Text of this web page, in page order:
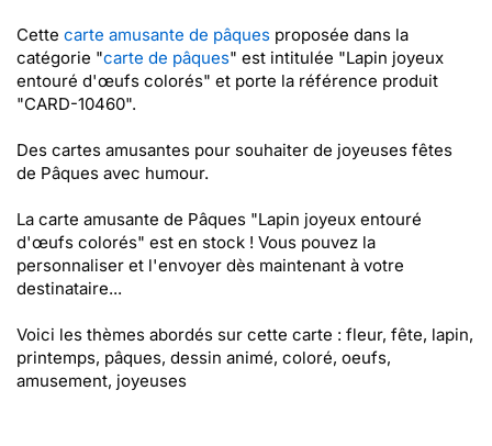
Cette carte amusante de pâques proposée dans la
catégorie "carte de pâques" est intitulée "Lapin joyeux
entouré d'œufs colorés" et porte la référence produit
"CARD-10460".
Des cartes amusantes pour souhaiter de joyeuses fêtes
de Pâques avec humour.
La carte amusante de Pâques "Lapin joyeux entouré
d'œufs colorés" est en stock ! Vous pouvez la
personnaliser et l'envoyer dès maintenant à votre
destinataire...
Voici les thèmes abordés sur cette carte : fleur, fête, lapin,
printemps, pâques, dessin animé, coloré, oeufs,
amusement, joyeuses